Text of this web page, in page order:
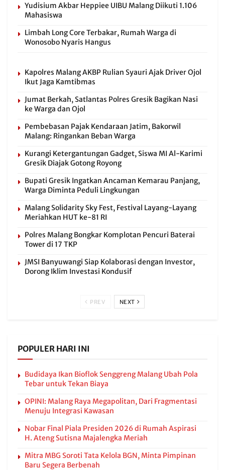
Yudisium Akbar Heppiee UIBU Malang Diikuti 1.106
Mahasiswa
Limbah Long Core Terbakar, Rumah Warga di
Wonosobo Nyaris Hangus
Kapolres Malang AKBP Rulian Syauri Ajak Driver Ojol
Ikut Jaga Kamtibmas
Jumat Berkah, Satlantas Polres Gresik Bagikan Nasi
ke Warga dan Ojol
Pembebasan Pajak Kendaraan Jatim, Bakorwil
Malang: Ringankan Beban Warga
Kurangi Ketergantungan Gadget, Siswa MI Al-Karimi
Gresik Diajak Gotong Royong
Bupati Gresik Ingatkan Ancaman Kemarau Panjang,
Warga Diminta Peduli Lingkungan
Malang Solidarity Sky Fest, Festival Layang-Layang
Meriahkan HUT ke-81 RI
Polres Malang Bongkar Komplotan Pencuri Baterai
Tower di 17 TKP
JMSI Banyuwangi Siap Kolaborasi dengan Investor,
Dorong Iklim Investasi Kondusif
PREV NEXT
POPULER HARI INI
Budidaya Ikan Bioflok Senggreng Malang Ubah Pola
Tebar untuk Tekan Biaya
OPINI: Malang Raya Megapolitan, Dari Fragmentasi
Menuju Integrasi Kawasan
Nobar Final Piala Presiden 2026 di Rumah Aspirasi
H. Ateng Sutisna Majalengka Meriah
Mitra MBG Soroti Tata Kelola BGN, Minta Pimpinan
Baru Segera Berbenah